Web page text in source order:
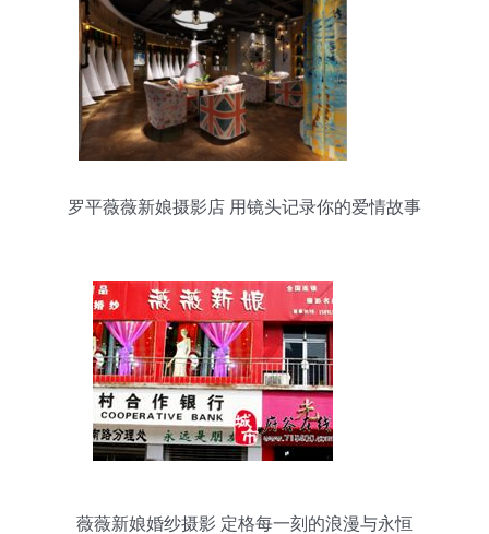
罗平薇薇新娘摄影店 用镜头记录你的爱情故事
薇薇新娘婚纱摄影 定格每一刻的浪漫与永恒